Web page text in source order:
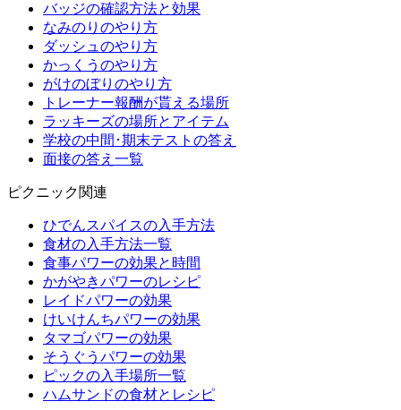
バッジの確認方法と効果
なみのりのやり方
ダッシュのやり方
かっくうのやり方
がけのぼりのやり方
トレーナー報酬が貰える場所
ラッキーズの場所とアイテム
学校の中間･期末テストの答え
面接の答え一覧
ピクニック関連
ひでんスパイスの入手方法
食材の入手方法一覧
食事パワーの効果と時間
かがやきパワーのレシピ
レイドパワーの効果
けいけんちパワーの効果
タマゴパワーの効果
そうぐうパワーの効果
ピックの入手場所一覧
ハムサンドの食材とレシピ